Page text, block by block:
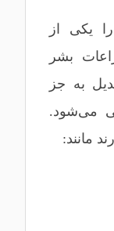
یکی از
بشر
به جز
می‌شود.
مانند: